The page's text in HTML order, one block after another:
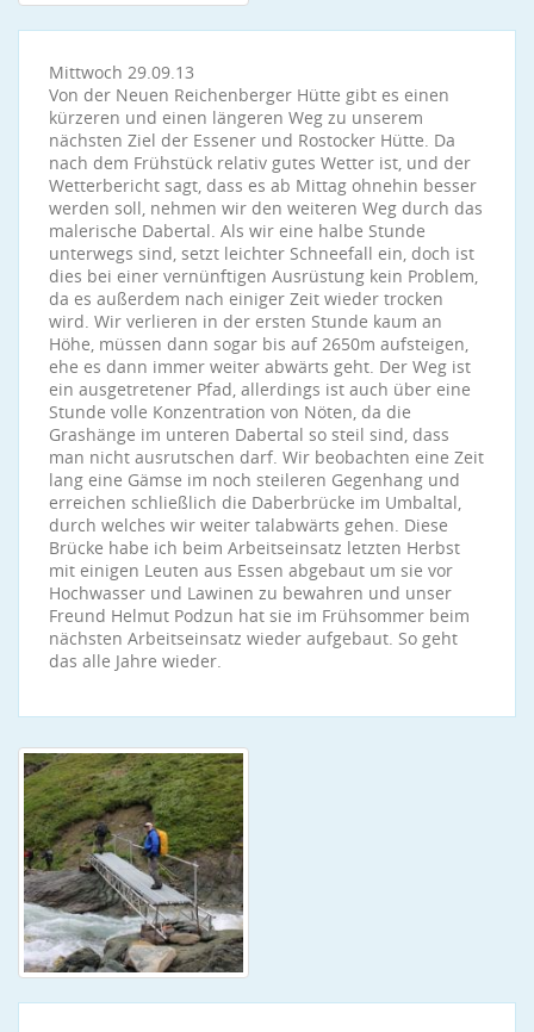
Mittwoch 29.09.13
Von der Neuen Reichenberger Hütte gibt es einen
kürzeren und einen längeren Weg zu unserem
nächsten Ziel der Essener und Rostocker Hütte. Da
nach dem Frühstück relativ gutes Wetter ist, und der
Wetterbericht sagt, dass es ab Mittag ohnehin besser
werden soll, nehmen wir den weiteren Weg durch das
malerische Dabertal. Als wir eine halbe Stunde
unterwegs sind, setzt leichter Schneefall ein, doch ist
dies bei einer vernünftigen Ausrüstung kein Problem,
da es außerdem nach einiger Zeit wieder trocken
wird. Wir verlieren in der ersten Stunde kaum an
Höhe, müssen dann sogar bis auf 2650m aufsteigen,
ehe es dann immer weiter abwärts geht. Der Weg ist
ein ausgetretener Pfad, allerdings ist auch über eine
Stunde volle Konzentration von Nöten, da die
Grashänge im unteren Dabertal so steil sind, dass
man nicht ausrutschen darf. Wir beobachten eine Zeit
lang eine Gämse im noch steileren Gegenhang und
erreichen schließlich die Daberbrücke im Umbaltal,
durch welches wir weiter talabwärts gehen. Diese
Brücke habe ich beim Arbeitseinsatz letzten Herbst
mit einigen Leuten aus Essen abgebaut um sie vor
Hochwasser und Lawinen zu bewahren und unser
Freund Helmut Podzun hat sie im Frühsommer beim
nächsten Arbeitseinsatz wieder aufgebaut. So geht
das alle Jahre wieder.